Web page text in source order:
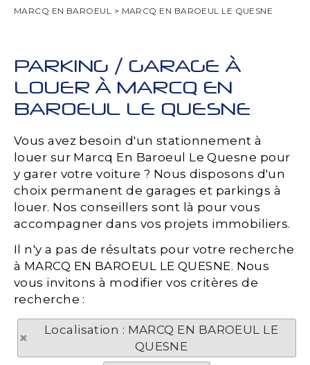
MARCQ EN BAROEUL > MARCQ EN BAROEUL LE QUESNE
PARKING / GARAGE À
LOUER À MARCQ EN
BAROEUL LE QUESNE
Vous avez besoin d'un stationnement à
louer sur Marcq En Baroeul Le Quesne pour
y garer votre voiture ? Nous disposons d'un
choix permanent de garages et parkings à
louer. Nos conseillers sont là pour vous
accompagner dans vos projets immobiliers.
Il n'y a pas de résultats pour votre recherche
à MARCQ EN BAROEUL LE QUESNE. Nous
vous invitons à modifier vos critères de
recherche :
Localisation : MARCQ EN BAROEUL LE
QUESNE